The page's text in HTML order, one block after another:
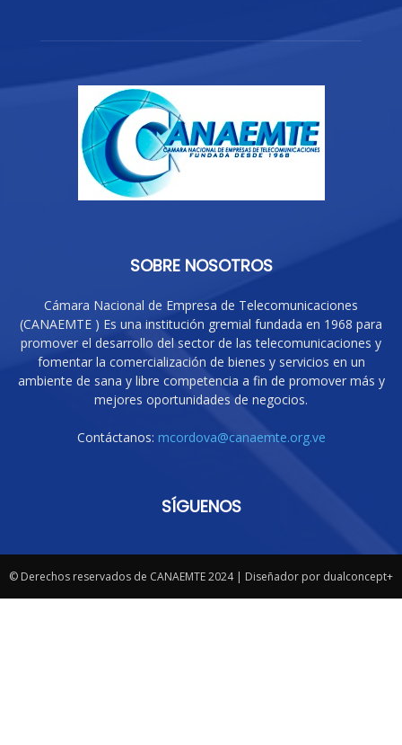
SOBRE NOSOTROS
Cámara Nacional de Empresa de Telecomunicaciones
(CANAEMTE ) Es una institución gremial fundada en 1968 para
promover el desarrollo del sector de las telecomunicaciones y
fomentar la comercialización de bienes y servicios en un
ambiente de sana y libre competencia a fin de promover más y
mejores oportunidades de negocios.
Contáctanos: mcordova@canaemte.org.ve
SÍGUENOS
© Derechos reservados de CANAEMTE 2024 | Diseñador por dualconcept+